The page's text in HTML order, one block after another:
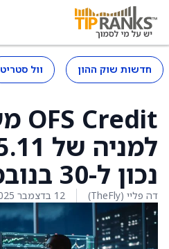
חדשות שוק ההון וול סטריט
נכון ל-30 בנובמבר
דה פליי (TheFly) 12 בדצמבר 2025